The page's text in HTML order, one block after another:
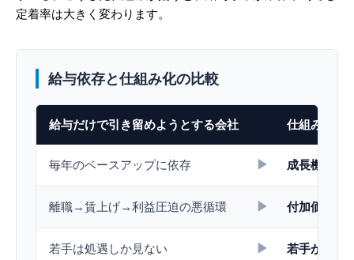
定着率は大きく変わります。
給与依存と仕組み化の比較
給与だけで引き留めようとする会社 仕組みで定
毎年のベースアップに依存 ▶ 成長機会と
離職→賃上げ→利益圧迫の悪循環 ▶ 付加価値向
若手は処遇しか見ない ▶ 若手が会社